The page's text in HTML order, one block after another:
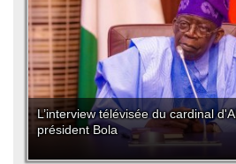
L’interview télévisée du cardinal
président Bola